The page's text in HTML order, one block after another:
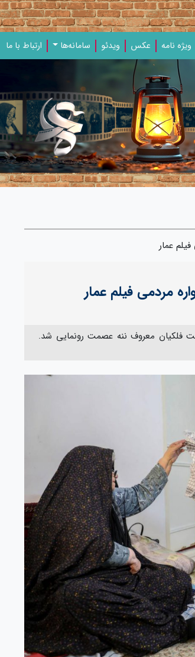
ویژه‌ نامه‌ عکس ویدئو سامانه‌ها ارتباط با ما
عمار
مردمی فیلم عمار
فلکیان معروف ننه عصمت رونمایی شد.